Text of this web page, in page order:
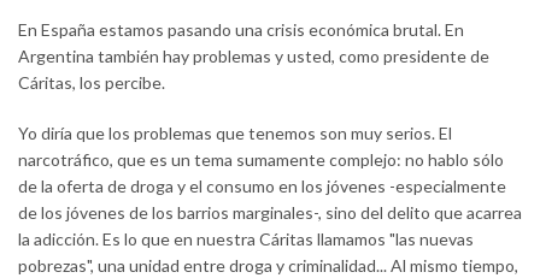
En España estamos pasando una crisis económica brutal. En
Argentina también hay problemas y usted, como presidente de
Cáritas, los percibe.
Yo diría que los problemas que tenemos son muy serios. El
narcotráfico, que es un tema sumamente complejo: no hablo sólo
de la oferta de droga y el consumo en los jóvenes -especialmente
de los jóvenes de los barrios marginales-, sino del delito que acarrea
la adicción. Es lo que en nuestra Cáritas llamamos "las nuevas
pobrezas", una unidad entre droga y criminalidad... Al mismo tiempo,